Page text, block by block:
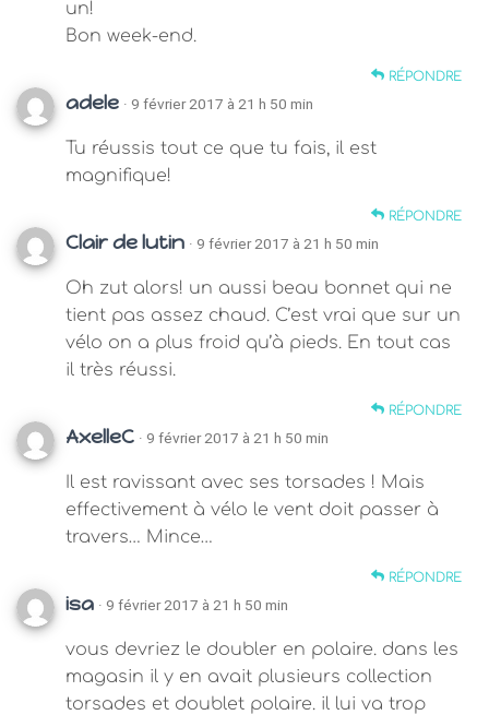
un!
Bon week-end.
RÉPONDRE
adele · 9 février 2017 à 21 h 50 min
Tu réussis tout ce que tu fais, il est
magnifique!
RÉPONDRE
Clair de lutin · 9 février 2017 à 21 h 50 min
Oh zut alors! un aussi beau bonnet qui ne
tient pas assez chaud. C’est vrai que sur un
vélo on a plus froid qu’à pieds. En tout cas
il très réussi.
RÉPONDRE
AxelleC · 9 février 2017 à 21 h 50 min
Il est ravissant avec ses torsades ! Mais
effectivement à vélo le vent doit passer à
travers… Mince…
RÉPONDRE
isa · 9 février 2017 à 21 h 50 min
vous devriez le doubler en polaire. dans les
magasin il y en avait plusieurs collection
torsades et doublet polaire. il lui va trop